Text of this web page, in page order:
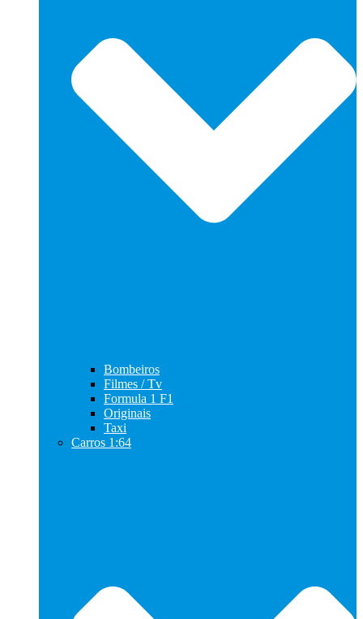
Bombeiros
Filmes / Tv
Formula 1 F1
Originais
Taxi
Carros 1:64